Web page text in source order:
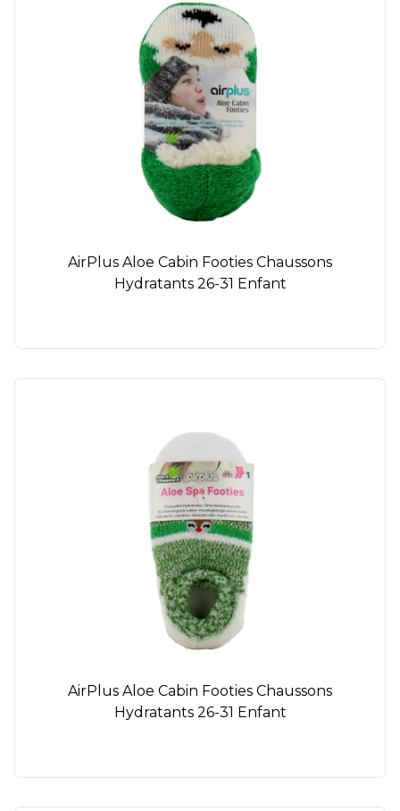
AirPlus Aloe Cabin Footies Chaussons
Hydratants 26-31 Enfant
AirPlus Aloe Cabin Footies Chaussons
Hydratants 26-31 Enfant